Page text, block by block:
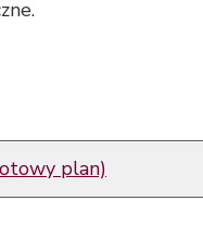
plan)